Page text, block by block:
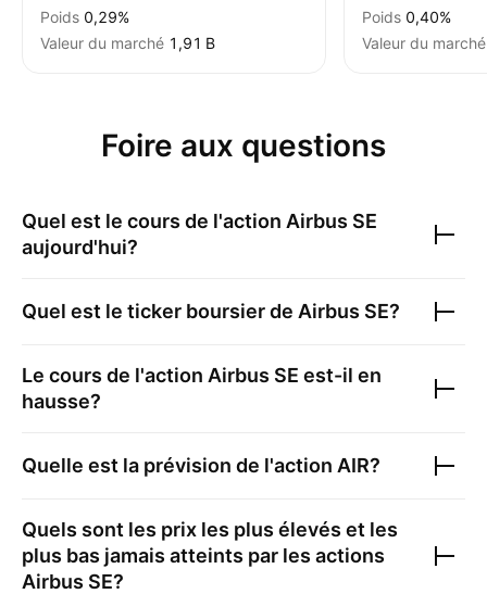
Poids 0,29%
Valeur du marché ‪1,91 B‬
Poids 0,40%
Valeur du marché
Foire aux questions
Quel est le cours de l'action Airbus SE
aujourd'hui?
Quel est le ticker boursier de Airbus SE?
Le cours de l'action Airbus SE est-il en
hausse?
Quelle est la prévision de l'action AIR?
Quels sont les prix les plus élevés et les
plus bas jamais atteints par les actions
Airbus SE?